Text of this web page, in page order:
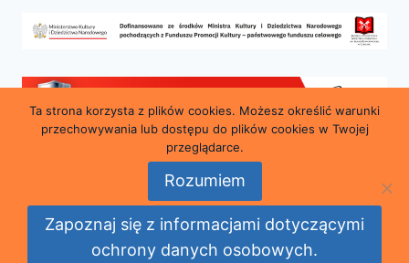
© 2026 Miejska i Powiatowa Biblioteka Publiczna
im. Marii Konopnickiej w Lubaniu
Ta strona korzysta z plików cookies. Możesz określić warunki
przechowywania lub dostępu do plików cookies w Twojej
przeglądarce.
Rozumiem
Zapoznaj się z informacjami dotyczącymi
ochrony danych osobowych.